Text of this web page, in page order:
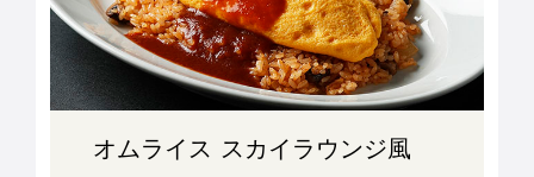
オムライス スカイラウンジ風